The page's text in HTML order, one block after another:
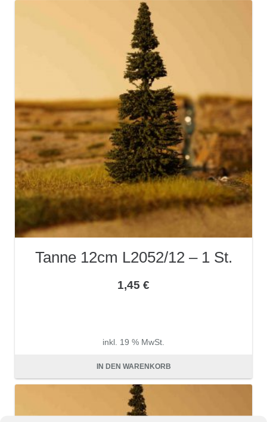
Tanne 12cm L2052/12 – 1 St.
1,45 €
inkl. 19 % MwSt.
zzgl.Versandkosten
IN DEN WARENKORB